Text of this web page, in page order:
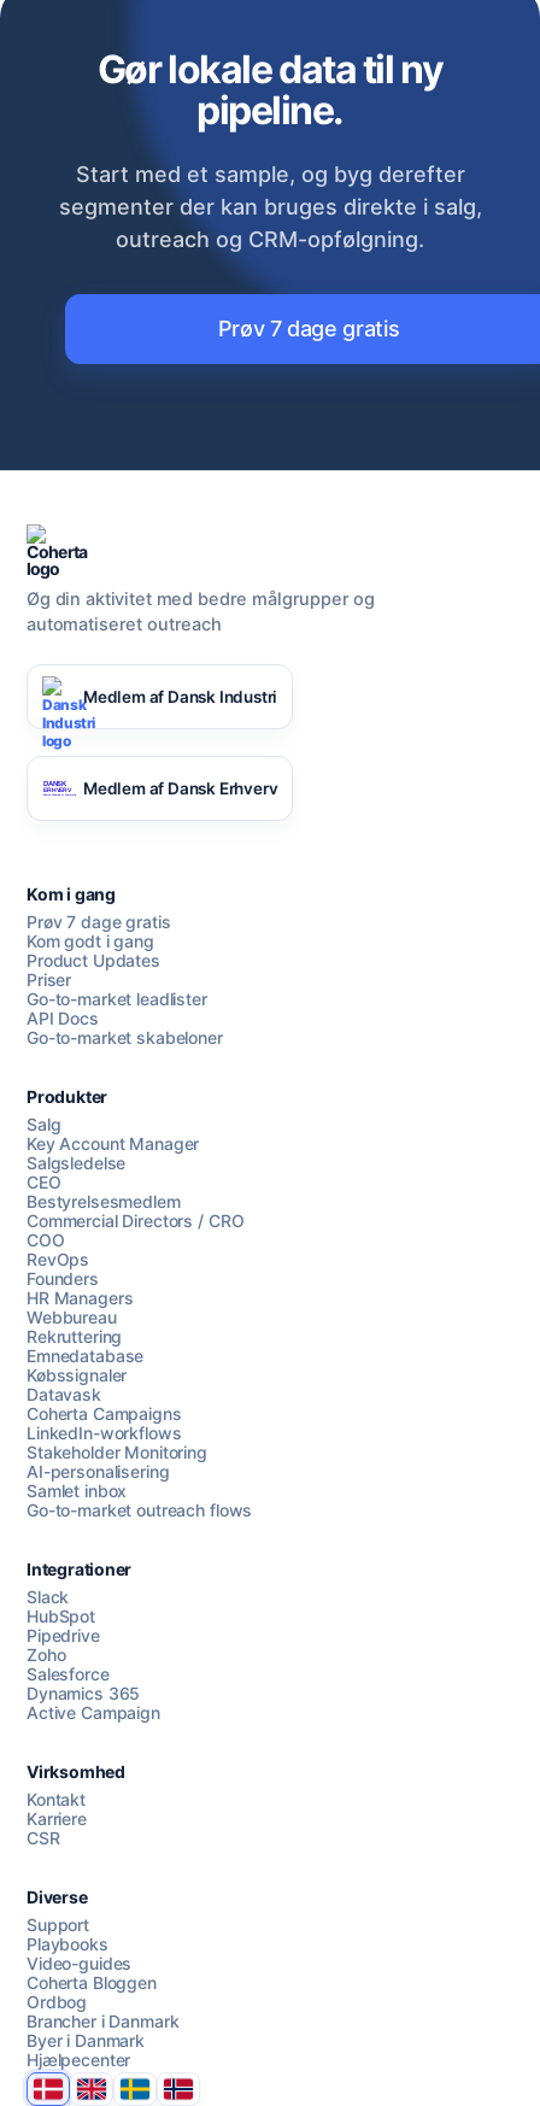
Gør lokale data til ny
pipeline.
Start med et sample, og byg derefter
segmenter der kan bruges direkte i salg,
outreach og CRM-opfølgning.
Prøv 7 dage gratis
Chat med os
AI Campaign Assist
Øg din aktivitet med bedre målgrupper og
automatiseret outreach
Medlem af Dansk Industri
Medlem af Dansk Erhverv
Kom i gang
Prøv 7 dage gratis
Kom godt i gang
Product Updates
Priser
Go-to-market leadlister
API Docs
Go-to-market skabeloner
Produkter
Salg
Key Account Manager
Salgsledelse
CEO
Bestyrelsesmedlem
Commercial Directors / CRO
COO
RevOps
Founders
HR Managers
Webbureau
Rekruttering
Emnedatabase
Købssignaler
Datavask
Coherta Campaigns
LinkedIn-workflows
Stakeholder Monitoring
AI-personalisering
Samlet inbox
Go-to-market outreach flows
Integrationer
Slack
HubSpot
Pipedrive
Zoho
Salesforce
Dynamics 365
Active Campaign
Virksomhed
Kontakt
Karriere
CSR
Diverse
Support
Playbooks
Video-guides
Coherta Bloggen
Ordbog
Brancher i Danmark
Byer i Danmark
Hjælpecenter
DanmarkUnited Kingdom
SverigeNorge